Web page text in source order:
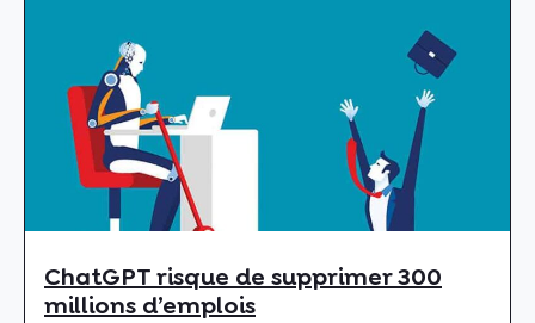
ChatGPT risque de supprimer 300
millions d’emplois